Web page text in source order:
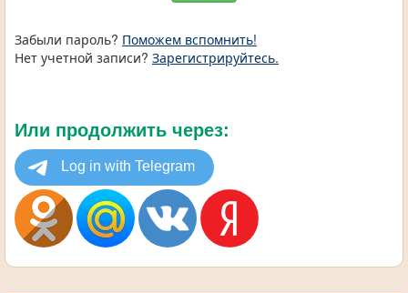
Забыли пароль? Поможем вспомнить!
Нет учетной записи? Зарегистрируйтесь.
Или продолжить через: